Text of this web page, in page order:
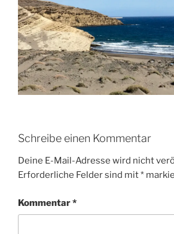
Schreibe einen Kommentar
Deine E-Mail-Adresse wird nicht
Erforderliche Felder sind mit*
Kommentar*